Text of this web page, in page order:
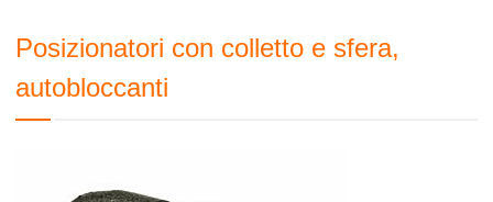
Posizionatori con colletto e sfera,
autobloccanti